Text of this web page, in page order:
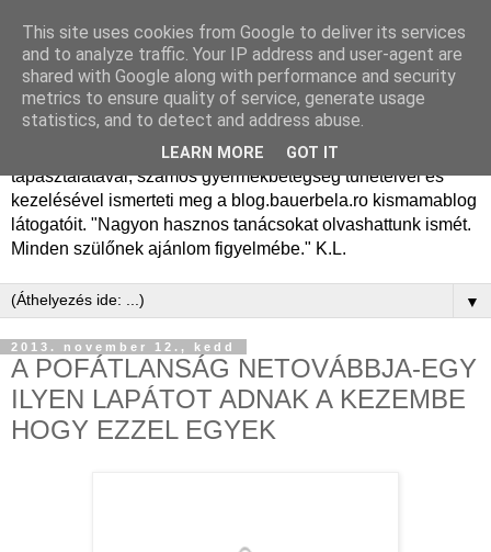
Dr. Bauer Béla Ph.D.
gyermekgyógyász
Dr. Bauer Béla Ph.D. gyermekgyógyász főorvos, 50 éves
tapasztalatával, számos gyermekbetegség tüneteivel és
kezelésével ismerteti meg a blog.bauerbela.ro kismamablog
látogatóit. "Nagyon hasznos tanácsokat olvashattunk ismét.
Minden szülőnek ajánlom figyelmébe." K.L.
▼
2013. november 12., kedd
A POFÁTLANSÁG NETOVÁBBJA-EGY
ILYEN LAPÁTOT ADNAK A KEZEMBE
HOGY EZZEL EGYEK
This site uses cookies from Google to deliver its services
and to analyze traffic. Your IP address and user-agent are
shared with Google along with performance and security
metrics to ensure quality of service, generate usage
statistics, and to detect and address abuse.
LEARN MORE GOT IT